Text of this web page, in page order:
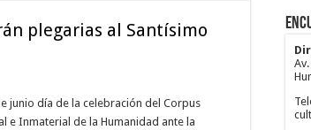
plegarias al Santísimo
junio día de la celebración del Corpus
e Inmaterial de la Humanidad ante la